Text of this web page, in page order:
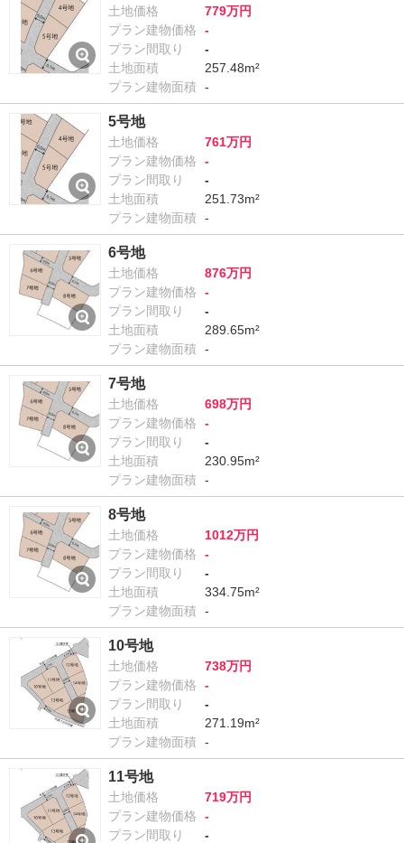
土地価格
779万円
プラン建物価格
-
プラン間取り
-
土地面積
257.48m²
プラン建物面積
-
5号地
土地価格
761万円
プラン建物価格
-
プラン間取り
-
土地面積
251.73m²
プラン建物面積
-
6号地
土地価格
876万円
プラン建物価格
-
プラン間取り
-
土地面積
289.65m²
プラン建物面積
-
7号地
土地価格
698万円
プラン建物価格
-
プラン間取り
-
土地面積
230.95m²
プラン建物面積
-
8号地
土地価格
1012万円
プラン建物価格
-
プラン間取り
-
土地面積
334.75m²
プラン建物面積
-
10号地
土地価格
738万円
プラン建物価格
-
プラン間取り
-
土地面積
271.19m²
プラン建物面積
-
11号地
土地価格
719万円
プラン建物価格
-
プラン間取り
-